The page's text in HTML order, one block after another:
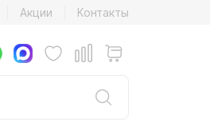
Акции Контакты